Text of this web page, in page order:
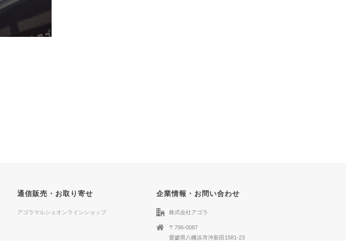
通信販売・お取り寄せ
アゴラマルシェオンラインショップ
企業情報・お問い合わせ
株式会社アゴラ
〒796-0087
愛媛県八幡浜市沖新田1581-23